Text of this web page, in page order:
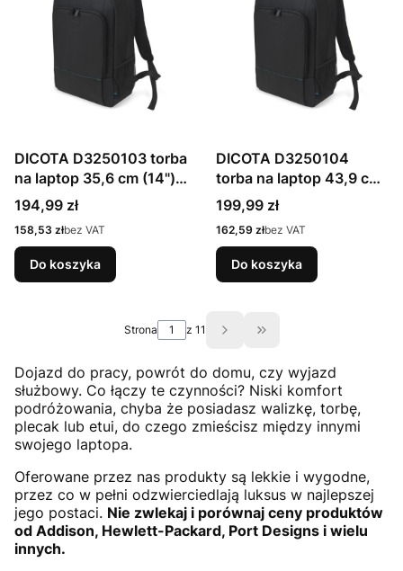
DICOTA D3250103 torba
na laptop 35,6 cm (14")
Plecak Czarny
Cena
194,99 zł
Cena
158,53 złbez VAT
Do koszyka
DICOTA D3250104
torba na laptop 43,9 cm
(17.3") Plecak Czarny
Cena
199,99 zł
Cena
162,59 złbez VAT
Do koszyka
Strona z 11 Przejdź do ostatniej
Dojazd do pracy, powrót do domu, czy wyjazd
służbowy. Co łączy te czynności? Niski komfort
podróżowania, chyba że posiadasz walizkę, torbę,
plecak lub etui, do czego zmieścisz między innymi
swojego laptopa.
Oferowane przez nas produkty są lekkie i wygodne,
przez co w pełni odzwierciedlają luksus w najlepszej
jego postaci. Nie zwlekaj i porównaj ceny produktów
od Addison, Hewlett-Packard, Port Designs i wielu
innych.